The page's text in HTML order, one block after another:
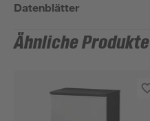
Datenblätter
Ähnliche Produkte